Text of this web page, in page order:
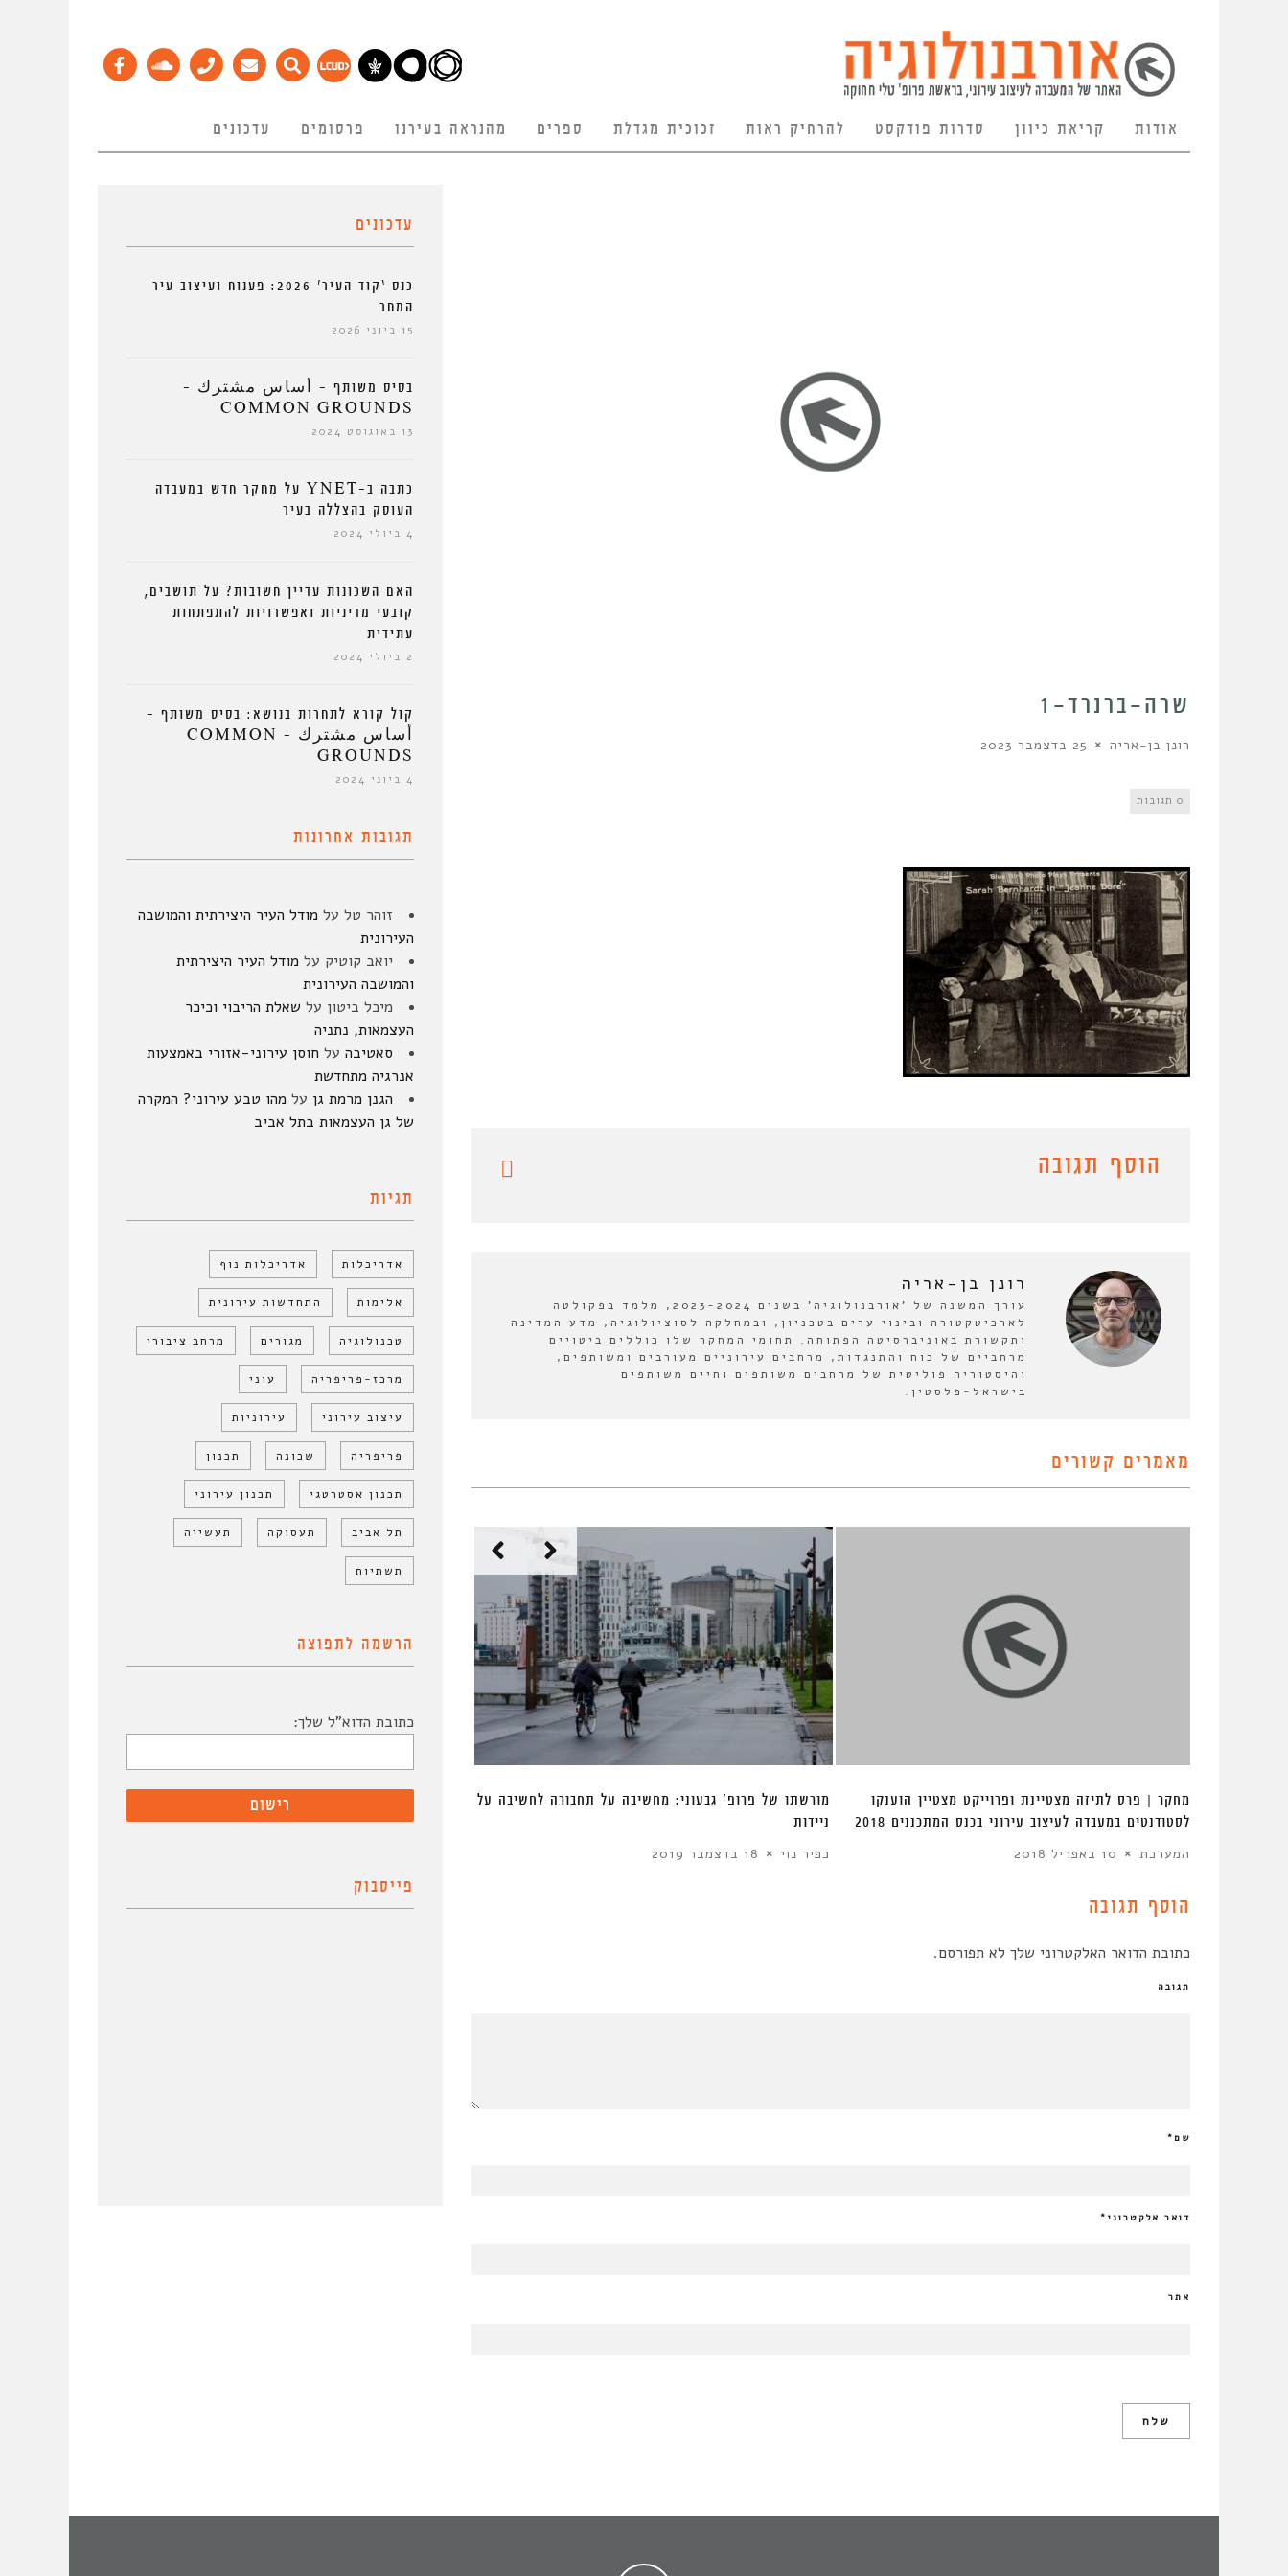
אודות קריאת כיוון סדרות פודקסט להרחיק ראות זכוכית מגדלת ספרים מהנראה בעירנו פרסומים עדכונים
שרה-ברנרד-1
רונן בן-אריה 25 בדצמבר 2023
0 תגובות
הוסף תגובה
רונן בן-אריה
עורך המשנה של 'אורבנולוגיה' בשנים 2023-2024, מלמד בפקולטה
לארכיטקטורה ובינוי ערים בטכניון, ובמחלקה לסוציולוגיה, מדע המדינה
ותקשורת באוניברסיטה הפתוחה. תחומי המחקר שלו כוללים ביטויים
מרחביים של כוח והתנגדות, מרחבים עירוניים מעורבים ומשותפים,
והיסטוריה פוליטית של מרחבים משותפים וחיים משותפים
בישראל-פלסטין.
מאמרים קשורים
מורשתו של פרופ’ גבעוני: מחשיבה על תחבורה לחשיבה על
ניידות
כפיר נוי 18 בדצמבר 2019
מחקר | פרס לתיזה מצטיינת ופרוייקט מצטיין הוענקו
לסטודנטים במעבדה לעיצוב עירוני בכנס המתכננים 2018
המערכת 10 באפריל 2018
הוסף תגובה
כתובת הדואר האלקטרוני שלך לא תפורסם.
תגובה
שם*
דואר אלקטרוני *
אתר
עדכונים
כנס ‘קוד העיר’ 2026: פענוח ועיצוב עיר
המחר
15 ביוני 2026
בסיס משותף – أساس مشترك –
COMMON GROUNDS
13 באוגוסט 2024
כתבה ב-YNET על מחקר חדש במעבדה
העוסק בהצללה בעיר
4 ביולי 2024
האם השכונות עדיין חשובות? על תושבים,
קובעי מדיניות ואפשרויות להתפתחות
עתידית
2 ביולי 2024
קול קורא לתחרות בנושא: בסיס משותף –
أساس مشترك – COMMON
GROUNDS
4 ביוני 2024
תגובות אחרונות
זוהר טל על מודל העיר היצירתית והמושבה
העירונית
יואב קוטיק על מודל העיר היצירתית
והמושבה העירונית
מיכל ביטון על שאלת הריבוי וכיכר
העצמאות, נתניה
סאטיבה על חוסן עירוני-אזורי באמצעות
אנרגיה מתחדשת
הגנן מרמת גן על מהו טבע עירוני? המקרה
של גן העצמאות בתל אביב
תגיות
אדריכלות אדריכלות נוף
אלימות התחדשות עירונית
טכנולוגיה מגורים מרחב ציבורי
מרכז-פריפריה עוני
עיצוב עירוני עירוניות
פריפריה שכונה תכנון
תכנון אסטרטגי תכנון עירוני
תל אביב תעסוקה תעשייה
תשתיות
הרשמה לתפוצה
כתובת הדוא"ל שלך:
פייסבוק